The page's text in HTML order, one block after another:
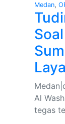
Medan,
Al
tegas